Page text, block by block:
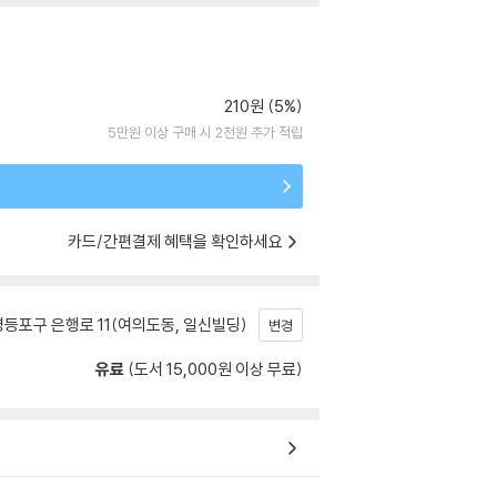
210원 (5%)
5만원 이상 구매 시 2천원 추가 적립
카드/간편결제 혜택을 확인하세요
포구 은행로 11(여의도동, 일신빌딩) 변경
유료 (도서 15,000원 이상 무료)